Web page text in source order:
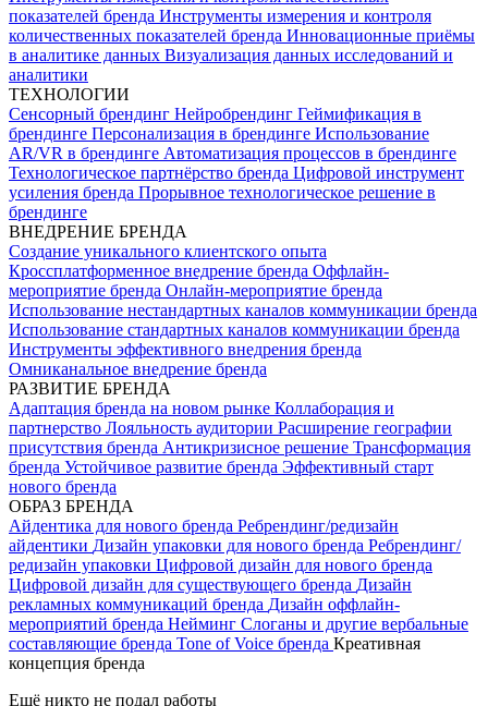
показателей бренда Инструменты измерения и контроля
количественных показателей бренда Инновационные приёмы
в аналитике данных Визуализация данных исследований и
аналитики
ТЕХНОЛОГИИ
Сенсорный брендинг Нейробрендинг Геймификация в
брендинге Персонализация в брендинге Использование
AR/VR в брендинге Автоматизация процессов в брендинге
Технологическое партнёрство бренда Цифровой инструмент
усиления бренда Прорывное технологическое решение в
брендинге
ВНЕДРЕНИЕ БРЕНДА
Создание уникального клиентского опыта
Кроссплатформенное внедрение бренда Оффлайн-
мероприятие бренда Онлайн-мероприятие бренда
Использование нестандартных каналов коммуникации бренда
Использование стандартных каналов коммуникации бренда
Инструменты эффективного внедрения бренда
Омниканальное внедрение бренда
РАЗВИТИЕ БРЕНДА
Адаптация бренда на новом рынке Коллаборация и
партнерство Лояльность аудитории Расширение географии
присутствия бренда Антикризисное решение Трансформация
бренда Устойчивое развитие бренда Эффективный старт
нового бренда
ОБРАЗ БРЕНДА
Айдентика для нового бренда Ребрендинг/редизайн
айдентики Дизайн упаковки для нового бренда Ребрендинг/
редизайн упаковки Цифровой дизайн для нового бренда
Цифровой дизайн для существующего бренда Дизайн
рекламных коммуникаций бренда Дизайн оффлайн-
мероприятий бренда Нейминг Слоганы и другие вербальные
составляющие бренда Tone of Voice бренда Креативная
концепция бренда
Ещё никто не подал работы